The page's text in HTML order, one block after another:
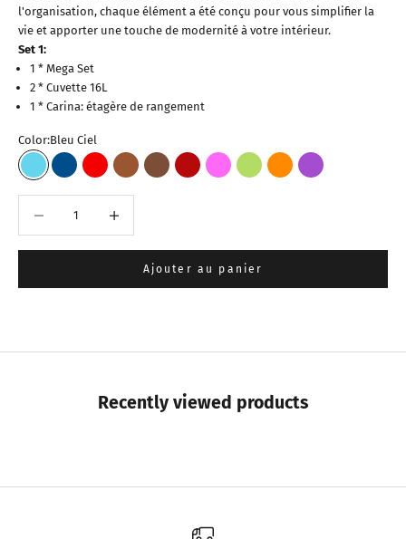
l'organisation, chaque élément a été conçu pour vous simplifier la
vie et apporter une touche de modernité à votre intérieur.
Set 1:
1 * Mega Set
2 * Cuvette 16L
1 * Carina: étagère de rangement
Color:Bleu Ciel
Bleu CielBleu Foncé
RougeMarron ClairMarron Foncé
BordeauxFuchsiaVert Pistache
OrangeViolet
Ajouter au panier
Recently viewed products